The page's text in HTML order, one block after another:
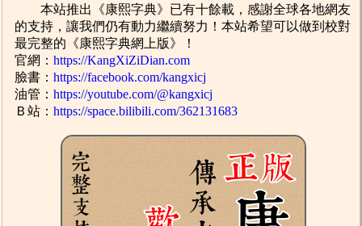
本站推出《康熙字典》已有十餘載，感謝全球各地網友
的支持，讓我們仍有動力繼續努力！本站希望可以做到校對
最完整的《康熙字典網上版》！
官網：https://KangXiZiDian.com
臉書：https://facebook.com/kangxicj
油管：https://youtube.com/@kangxicj
Ｂ站：https://space.bilibili.com/362131683